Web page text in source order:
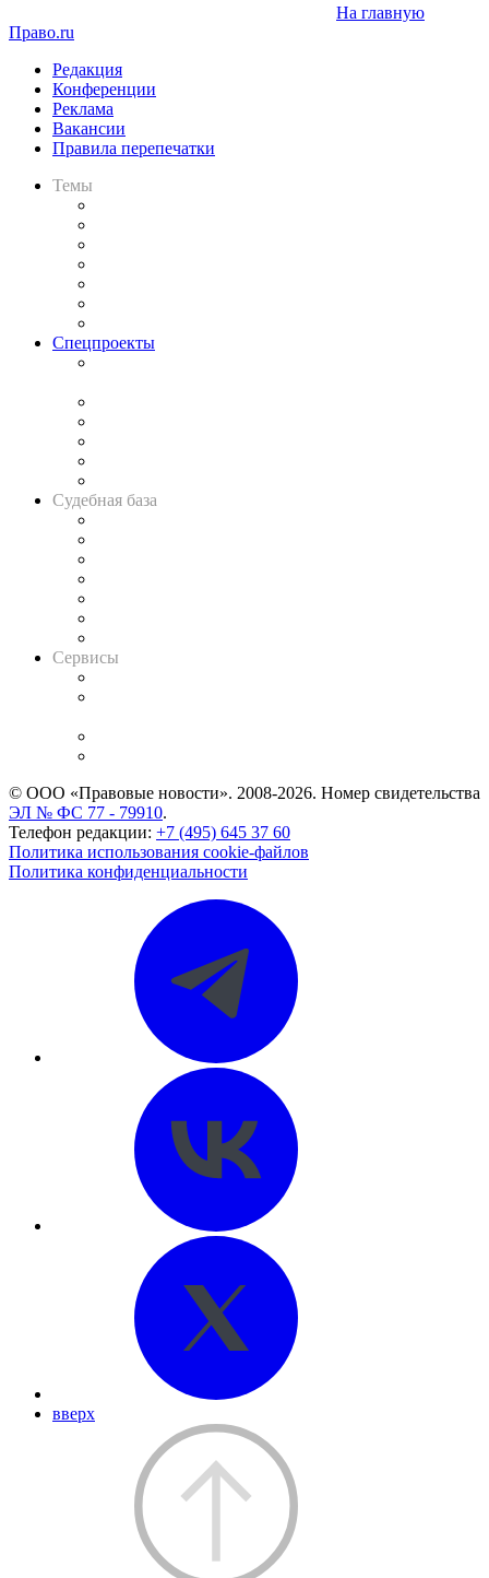
На главную
Право.ru
Редакция
Конференции
Реклама
Вакансии
Правила перепечатки
Темы
Спецпроекты
Судебная база
Сервисы
© ООО «Правовые новости». 2008-2026. Номер свидетельства
ЭЛ № ФС 77 - 79910.
Телефон редакции: +7 (495) 645 37 60
Политика использования cookie-файлов
Политика конфиденциальности
вверх